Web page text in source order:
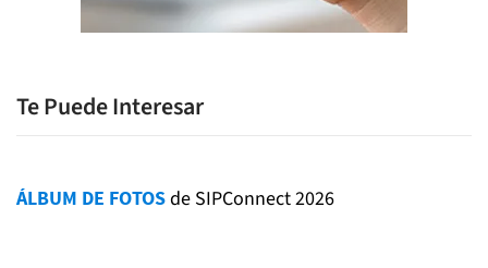
Te Puede Interesar
ÁLBUM DE FOTOSde SIPConnect 2026